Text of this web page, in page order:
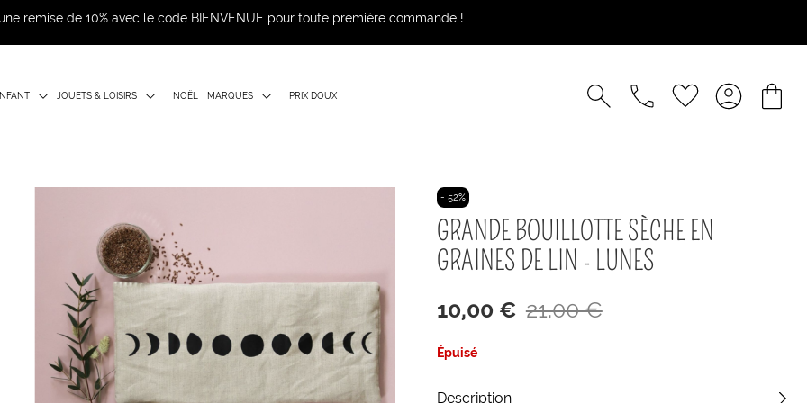
remise de 10% avec le code BIENVENUE pour toute première commande !
JOUETS & LOISIRS NOËL MARQUES PRIX DOUX
- 52%
GRANDE BOUILLOTTE SÈCHE EN
GRAINES DE LIN - LUNES
10,00 € 21,00 €
Épuisé
Description